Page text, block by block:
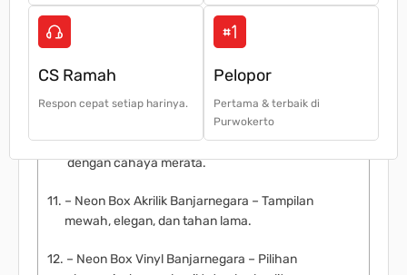
akrilik, vinyl, serta LED hemat energi.
Jenis Neon Box yang Kami Sediakan
Kami melayani berbagai kebutuhan neon box di
Banjarnegara, antara lain
– Neon Box LED Banjarnegara – Hemat listrik
dengan cahaya merata.
– Neon Box Akrilik Banjarnegara – Tampilan
mewah, elegan, dan tahan lama.
– Neon Box Vinyl Banjarnegara – Pilihan
CS Ramah
Respon cepat setiap harinya.
Pelopor
Pertama & terbaik di
Purwokerto